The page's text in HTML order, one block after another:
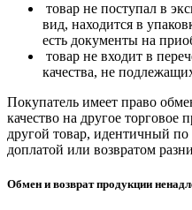
товар не поступал в
вид, находится в
есть документы на
товар не входит в
качества, не
Покупатель имеет право
качество на другое торговое
другой товар, идентичный
доплатой или возвратом
Обмен и возврат продукции